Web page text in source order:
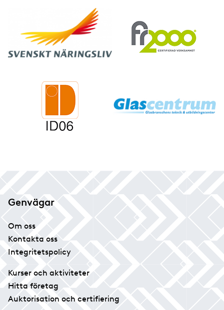
Genvägar
Om oss
Kontakta oss
Integritetspolicy
Kurser och aktiviteter
Hitta företag
Auktorisation och certifiering